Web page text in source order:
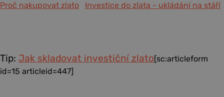
Proč nakupovat zlato Investice do zlata - ukládání na stáří
Tip: Jak skladovat investiční zlato[sc:articleform
id=15 articleid=447]